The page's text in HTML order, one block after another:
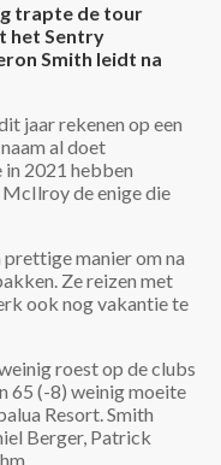
trapte de tour
het Sentry
Smith leidt na
jaar rekenen op een
al doet
in 2021 hebben
de enige die
manier om na
Ze reizen met
ook nog vakantie te
roest op de clubs
65 (-8) weinig moeite
Resort. Smith
Berger, Patrick